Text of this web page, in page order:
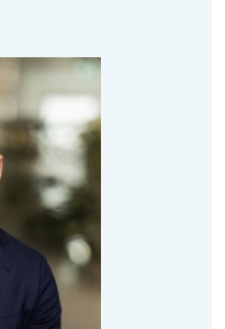
President Northern
hij meerdere
en digitale,
in de HR-
internationale
met een
altijd
prestaties,
Harld heeft een
van de